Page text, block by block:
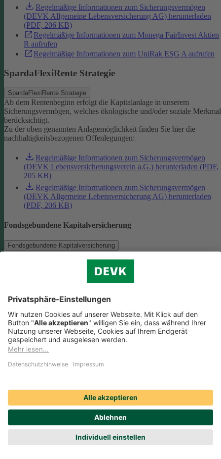
Regelmäßige Informationen zum Sicherungsvermögen
(DEVK Allgemeine Lebensversicherung AG) herunterladen
(PDF, 206 KB)
Regelmäßige Informationen zum Monega FairInvest Aktien
R aufrufen
Regelmäßige Informationen zum UniRak ESG A aufrufen
SpardaFlexiRente Strategie
SpardaFlexiRente Strategie
Ab dem Rentenbeginn erfolgt die Kapitalanlage in unserem
Sicherungsvermögen, welches ökologische und/oder soziale
berücksichtigt.
Zu der oben genannten Anlagemöglichkeit finden Sie hier die
nachhaltigkeitsbezogenen Offenlegungen:
Regelmäßige Informationen zum Sicherungsvermögen
(DEVK Lebensversicherungsverein a.G.) herunterladen (PDF,
205 KB)
Regelmäßige Informationen zum Sicherungsvermögen
(DEVK Allgemeine Lebensversicherung AG) herunterladen
(PDF, 206 KB)
Fondsgebundene Kapitalversicherung
Fondsgebundene Kapitalversicherung
Als Anlagemöglichkeit mit ökologischen und/oder sozialen
Zu der oben genannten Anlagemöglichkeit finden Sie hier die
nachhaltigkeitsbezogenen Offenlegungen:
Regelmäßige Informationen zum Monega FairInvest Aktien
R aufrufen
Weitere Rentenversicherungen (nicht fondsgebunden)
ökologische und/oder soziale Merkmale berücksichtigt.Zu der oben
genannten Anlagemöglichkeit finden Sie hier die
nachhaltigkeitsbezogenen Offenlegungen:
Regelmäßige Informationen zum Sicherungsvermögen
(DEVK Lebensversicherungsverein a.G.) herunterladen (PDF,
205 KB)